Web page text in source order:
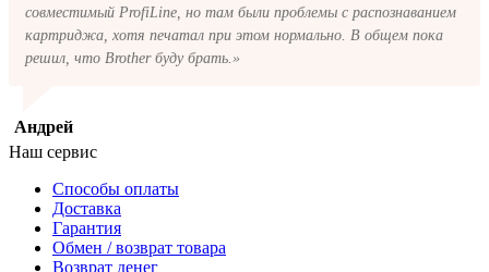
совместимый ProfiLine, но там были проблемы с распознаванием
картриджа, хотя печатал при этом нормально. В общем пока
решил, что Brother буду брать.»
Андрей
Наш сервис
Способы оплаты
Доставка
Гарантия
Обмен / возврат товара
Возврат денег